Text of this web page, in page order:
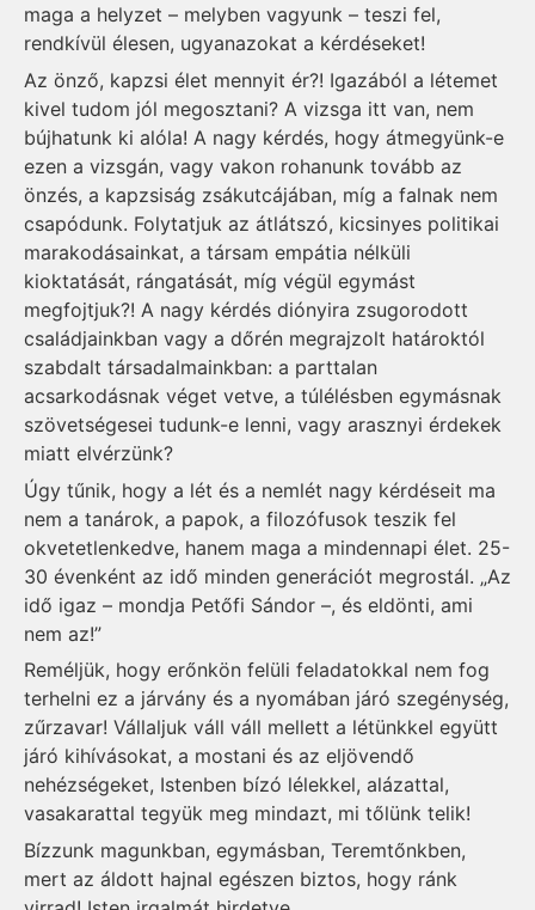
maga a helyzet – melyben vagyunk – teszi fel,
rendkívül élesen, ugyanazokat a kérdéseket!
Az önző, kapzsi élet mennyit ér?! Igazából a létemet
kivel tudom jól megosztani? A vizsga itt van, nem
bújhatunk ki alóla! A nagy kérdés, hogy átmegyünk-e
ezen a vizsgán, vagy vakon rohanunk tovább az
önzés, a kapzsiság zsákutcájában, míg a falnak nem
csapódunk. Folytatjuk az átlátszó, kicsinyes politikai
marakodásainkat, a társam empátia nélküli
kioktatását, rángatását, míg végül egymást
megfojtjuk?! A nagy kérdés diónyira zsugorodott
családjainkban vagy a dőrén megrajzolt határoktól
szabdalt társadalmainkban: a parttalan
acsarkodásnak véget vetve, a túlélésben egymásnak
szövetségesei tudunk-e lenni, vagy arasznyi érdekek
miatt elvérzünk?
Úgy tűnik, hogy a lét és a nemlét nagy kérdéseit ma
nem a tanárok, a papok, a filozófusok teszik fel
okvetetlenkedve, hanem maga a mindennapi élet. 25-
30 évenként az idő minden generációt megrostál. „Az
idő igaz – mondja Petőfi Sándor –, és eldönti, ami
nem az!”
Reméljük, hogy erőnkön felüli feladatokkal nem fog
terhelni ez a járvány és a nyomában járó szegénység,
zűrzavar! Vállaljuk váll váll mellett a létünkkel együtt
járó kihívásokat, a mostani és az eljövendő
nehézségeket, Istenben bízó lélekkel, alázattal,
vasakarattal tegyük meg mindazt, mi tőlünk telik!
Bízzunk magunkban, egymásban, Teremtőnkben,
mert az áldott hajnal egészen biztos, hogy ránk